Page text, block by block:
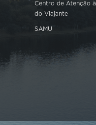
Centro de Atenção
do Viajante
SAMU